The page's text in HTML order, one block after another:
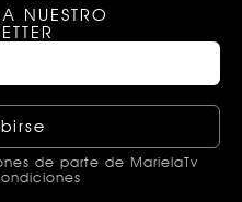
NUESTRO
de parte de MarielaTv